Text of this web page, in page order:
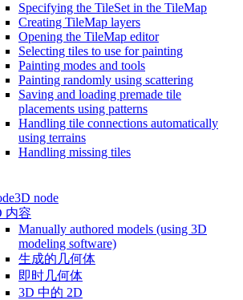
Specifying the TileSet in the TileMap
Creating TileMap layers
Opening the TileMap editor
Selecting tiles to use for painting
Painting modes and tools
Painting randomly using scattering
Saving and loading premade tile
placements using patterns
Handling tile connections automatically
using terrains
Handling missing tiles
node
内容
Manually authored models (using 3D
modeling software)
生成的几何体
即时几何体
3D 中的 2D